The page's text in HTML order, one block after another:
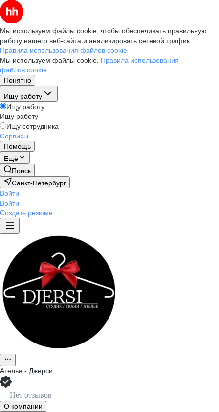
Мы используем файлы cookie, чтобы обеспечивать правильную
работу нашего веб-сайта и анализировать сетевой трафик.
Правила использования файлов cookie
Мы используем файлы cookie. Правила использования
файлов cookie
Понятно
Ищу работу
Ищу работу
Ищу работу
Ищу сотрудника
Сервисы
Помощь
Ещё
Поиск
Санкт-Петербург
Войти
Войти
Создать резюме
Ателье - Джерси
Нет отзывов
О компании